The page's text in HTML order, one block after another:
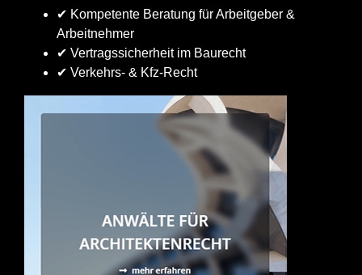
✔ Kompetente Beratung für Arbeitgeber &
Arbeitnehmer
✔ Vertragssicherheit im Baurecht
✔ Verkehrs- & Kfz-Recht